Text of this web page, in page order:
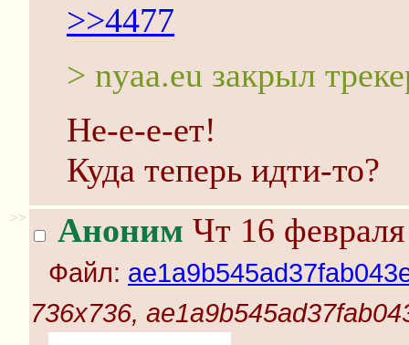
>>4477
> nyaa.eu закрыл
Не-е-е-ет!
Куда теперь идти-то?
>> Аноним Чт 16
Файл:
736x736,